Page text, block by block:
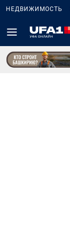
НЕДВИЖИМОСТЬ